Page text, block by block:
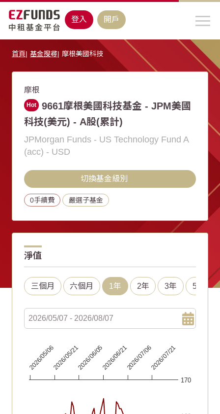
登入 開戶
首頁 基金搜尋 摩根美國科技
摩根
Hot
9661摩根美國科技基金 - JPM美國
科技(美元) - A股(累計)
JPMorgan Funds - US Technology Fund A
(acc) - USD
切換基金級別
0手續費 嚴選子基金
淨值
三個月 六個月 1年 2年 3年 5年
Line chart with 67 data points.
The chart has 1 X axis displaying Time. Data ranges
170
2026/05/062026/05/212026/06/052026/06/212026/07/062026/07/21